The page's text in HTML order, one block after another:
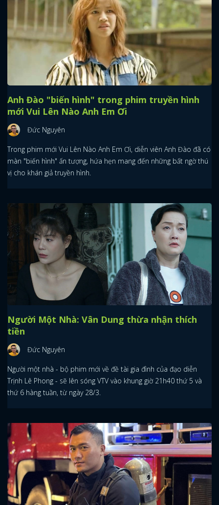
Anh Đào "biến hình" trong phim truyền hình
mới Vui Lên Nào Anh Em Ơi
Đức Nguyên
Trong phim mới Vui Lên Nào Anh Em Ơi, diễn viên Anh Đào đã có
màn "biến hình" ấn tượng, hứa hẹn mang đến những bất ngờ thú
vị cho khán giả truyền hình.
Người Một Nhà: Vân Dung thừa nhận thích
tiền
Đức Nguyên
Người một nhà - bộ phim mới về đề tài gia đình của đạo diễn
Trịnh Lê Phong - sẽ lên sóng VTV vào khung giờ 21h40 thứ 5 và
thứ 6 hàng tuần, từ ngày 28/3.